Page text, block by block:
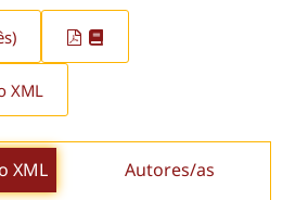
XML
XML Autores/as